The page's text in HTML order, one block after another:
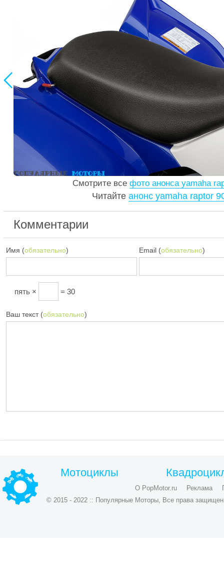

Смотрите все фото анонса yamaha
Читайте анонс yamaha raptor
Комментарии
Имя (обязательно) Email (обязательно)
пять × = 30
Ваш текст (обязательно)
Мотоциклы
О PopMotor.ru Реклама
© 2015 - 2022 :: Популярные Моторы, Все права